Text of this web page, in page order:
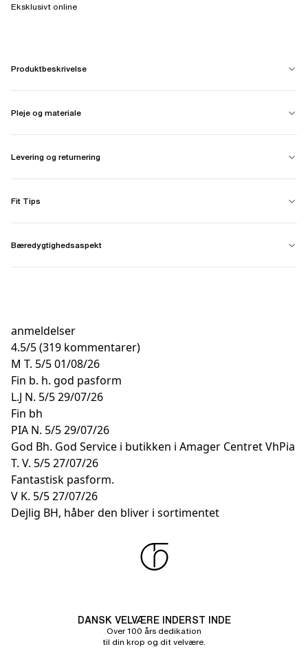
Eksklusivt online
Produktbeskrivelse
Pleje og materiale
Levering og returnering
Fit Tips
Bæredygtighedsaspekt
anmeldelser
4.5/5(319 kommentarer)
M T. 5/501/08/26
Fin b. h. god pasform
L.J N. 5/529/07/26
Fin bh
PIA N. 5/529/07/26
God Bh. God Service i butikken i Amager Centret VhPia
T. V. 5/527/07/26
Fantastisk pasform.
V K. 5/527/07/26
Dejlig BH, håber den bliver i sortimentet
DANSK VELVÆRE INDERST INDE
Over 100 års dedikation
til din krop og dit velvære.